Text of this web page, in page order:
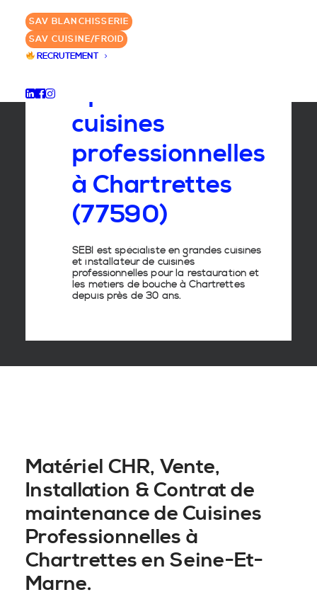
SAV BLANCHISSERIE
SAV CUISINE/FROID
RECRUTEMENT
✆ 09 78 083 083
GROUPE SEBI
Spécialiste
cuisines
professionnelles
à Chartrettes
(77590)
SEBI est spécialiste en grandes cuisines
et installateur de cuisines
professionnelles pour la restauration et
les métiers de bouche à Chartrettes
depuis près de 30 ans.
Matériel CHR, Vente,
Installation & Contrat de
maintenance de Cuisines
Professionnelles à
Chartrettes en Seine-Et-
Marne.